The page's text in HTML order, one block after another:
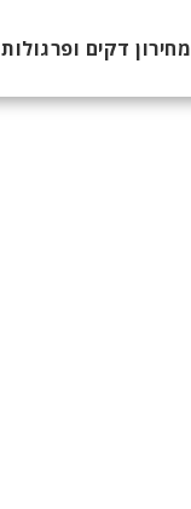
מחירון דקים ופרגולות